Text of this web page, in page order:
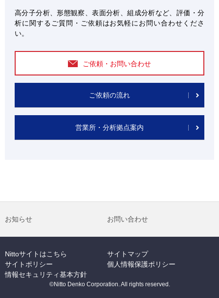
高分子分析、形態観察、表面分析、組成分析など、評価・分
析に関するご質問・ご依頼はお気軽にお問い合わせくださ
い。
ご依頼・お問い合わせ
ご依頼の流れ
営業所・分析拠点案内
お知らせ お問い合わせ
Nittoサイトはこちら
サイトマップ
サイトポリシー
個人情報保護ポリシー
情報セキュリティ基本方針
©Nitto Denko Corporation. All rights reserved.